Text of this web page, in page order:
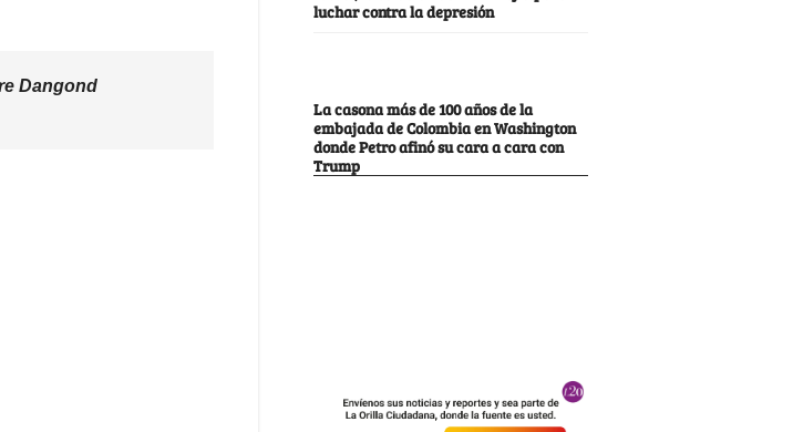
Dangond
luchar contra la depresión
La casona más de 100 años de la
embajada de Colombia en Washington
donde Petro afinó su cara a cara con
Trump